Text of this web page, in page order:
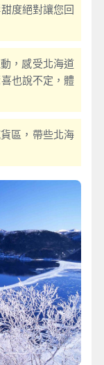
度絕對讓您回
，感受北海道
也說不定，體
區，帶些北海